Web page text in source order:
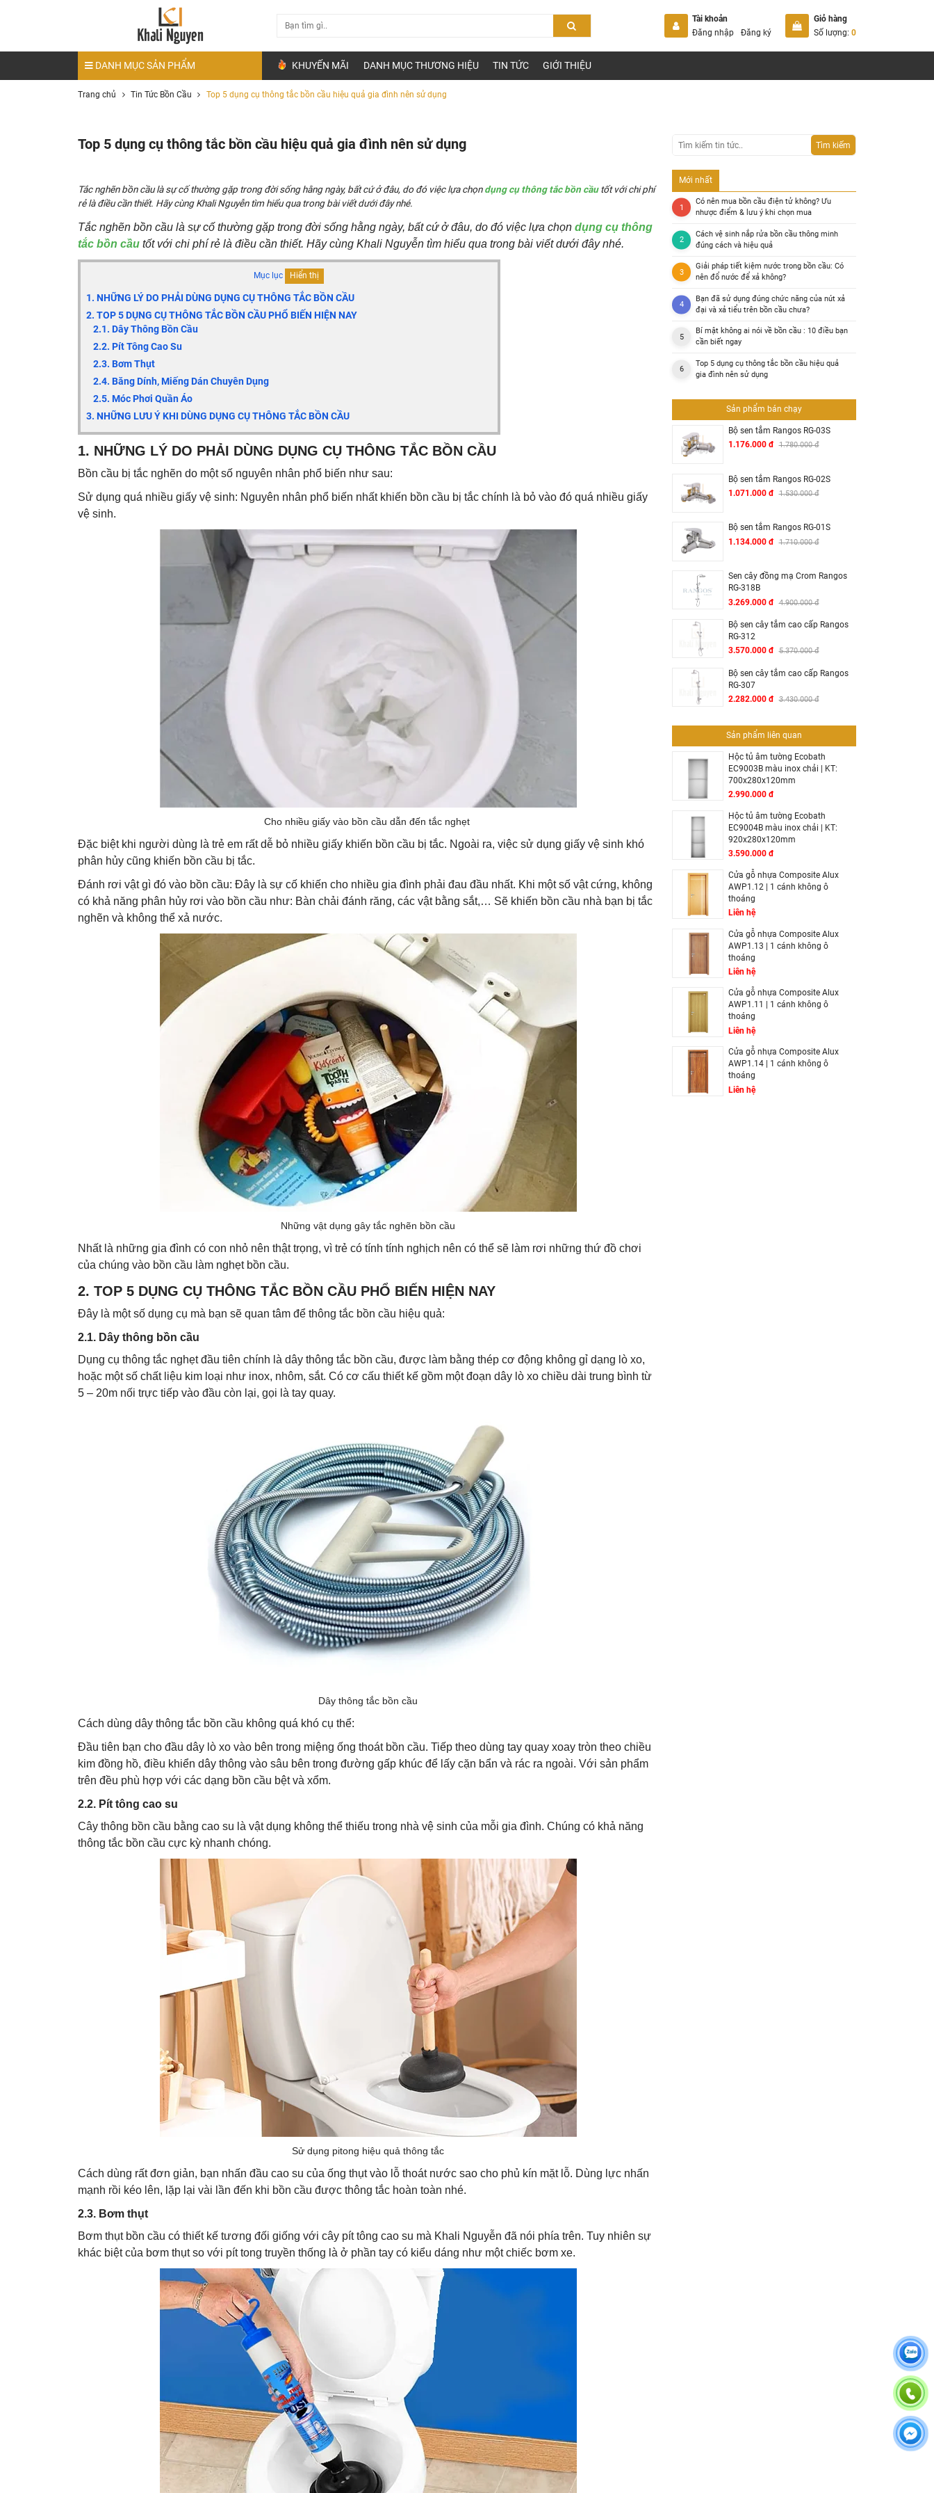
Tài khoản
Đăng nhập
Đăng ký
Giỏ hàng
Số lượng: 0
DANH MỤC SẢN PHẨM KHUYẾN MÃI DANH MỤC THƯƠNG HIỆU TIN TỨC GIỚI THIỆU
Trang chủ Tin Tức Bồn Cầu Top 5 dụng cụ thông tắc bồn cầu hiệu quả gia đình nên sử dụng
Top 5 dụng cụ thông tắc bồn cầu hiệu quả gia đình nên sử dụng
Tắc nghẽn bồn cầu là sự cố thường gặp trong đời sống hằng ngày, bất cứ ở đâu, do đó việc lựa chọndụng cụ thông tắc bồn cầutốt với chi phí
rẻ là điều cần thiết. Hãy cùng Khali Nguyễn tìm hiểu qua trong bài viết dưới đây nhé.
Tắc nghẽn bồn cầu là sự cố thường gặp trong đời sống hằng ngày, bất cứ ở đâu, do đó việc lựa chọndụng cụ thông
tắc bồn cầu tốt với chi phí rẻ là điều cần thiết. Hãy cùng Khali Nguyễn tìm hiểu qua trong bài viết dưới đây nhé.
Mục lục Hiển thị
1. NHỮNG LÝ DO PHẢI DÙNG DỤNG CỤ THÔNG TẮC BỒN CẦU
2.TOP 5 DỤNG CỤ THÔNG TẮC BỒN CẦU PHỔ BIẾN HIỆN NAY
2.1. Dây Thông Bồn Cầu
2.2. Pít Tông Cao Su
2.3. Bơm Thụt
2.4. Băng Dính, Miếng Dán Chuyên Dụng
2.5. Móc Phơi Quần Áo
3. NHỮNG LƯU Ý KHI DÙNG DỤNG CỤ THÔNG TẮC BỒN CẦU
1. NHỮNG LÝ DO PHẢI DÙNG DỤNG CỤ THÔNG TẮC BỒN CẦU
Bồn cầu bị tắc nghẽn do một số nguyên nhân phổ biến như sau:
Sử dụng quá nhiều giấy vệ sinh: Nguyên nhân phổ biến nhất khiến bồn cầu bị tắc chính là bỏ vào đó quá nhiều giấy
vệ sinh.
Cho nhiều giấy vào bồn cầu dẫn đến tắc nghẹt
Đặc biệt khi người dùng là trẻ em rất dễ bỏ nhiều giấy khiến bồn cầu bị tắc. Ngoài ra, việc sử dụng giấy vệ sinh khó
phân hủy cũng khiến bồn cầu bị tắc.
Đánh rơi vật gì đó vào bồn cầu:Đây là sự cố khiến cho nhiều gia đình phải đau đầu nhất. Khi một số vật cứng, không
có khả năng phân hủy rơi vào bồn cầu như: Bàn chải đánh răng, các vật bằng sắt,… Sẽ khiến bồn cầu nhà bạn bị tắc
nghẽn và không thể xả nước.
Những vật dụng gây tắc nghẽn bồn cầu
Nhất là những gia đình có con nhỏ nên thật trọng, vì trẻ có tính tính nghịch nên có thể sẽ làm rơi những thứ đồ chơi
của chúng vào bồn cầu làm nghẹt bồn cầu.
2.TOP 5 DỤNG CỤ THÔNG TẮC BỒN CẦU PHỔ BIẾN HIỆN NAY
Đây là một số dụng cụ mà bạn sẽ quan tâm để thông tắc bồn cầu hiệu quả:
2.1. Dây thông bồn cầu
Dụng cụ thông tắc nghẹt đầu tiên chính là dây thông tắc bồn cầu, được làm bằng thép cơ động không gỉ dạng lò xo,
hoặc một số chất liệu kim loại như inox, nhôm, sắt. Có cơ cấu thiết kế gồm một đoạn dây lò xo chiều dài trung bình từ
5 – 20m nối trực tiếp vào đầu còn lại, gọi là tay quay.
Dây thông tắc bồn cầu
Cách dùng dây thông tắc bồn cầu không quá khó cụ thể:
Đầu tiên bạn cho đầu dây lò xo vào bên trong miệng ống thoát bồn cầu. Tiếp theo dùng tay quay xoay tròn theo chiều
kim đồng hồ, điều khiển dây thông vào sâu bên trong đường gấp khúc để lấy cặn bẩn và rác ra ngoài. Với sản phẩm
trên đều phù hợp với các dạng bồn cầu bệt và xổm.
2.2. Pít tông cao su
Cây thông bồn cầu bằng cao su là vật dụng không thể thiếu trong nhà vệ sinh của mỗi gia đình. Chúng có khả năng
thông tắc bồn cầu cực kỳ nhanh chóng.
Sử dụng pitong hiệu quả thông tắc
Cách dùng rất đơn giản, bạn nhấn đầu cao su của ống thụt vào lỗ thoát nước sao cho phủ kín mặt lỗ. Dùng lực nhấn
mạnh rồi kéo lên, lặp lại vài lần đến khi bồn cầu được thông tắc hoàn toàn nhé.
2.3. Bơm thụt
Bơm thụt bồn cầu có thiết kế tương đối giống với cây pít tông cao su mà Khali Nguyễn đã nói phía trên. Tuy nhiên sự
khác biệt của bơm thụt so với pít tong truyền thống là ở phần tay có kiểu dáng như một chiếc bơm xe.
Tìm kiếm
Mới nhất
Có nên mua bồn cầu điện tử không? Ưu
nhược điểm & lưu ý khi chọn mua
Cách vệ sinh nắp rửa bồn cầu thông minh
đúng cách và hiệu quả
Giải pháp tiết kiệm nước trong bồn cầu: Có
nên đổ nước để xả không?
Bạn đã sử dụng đúng chức năng của nút xả
đại và xả tiểu trên bồn cầu chưa?
Bí mật không ai nói về bồn cầu : 10 điều bạn
cần biết ngay
Top 5 dụng cụ thông tắc bồn cầu hiệu quả
gia đình nên sử dụng
Sản phẩm bán chạy
Bộ sen tắm Rangos RG-03S
1.176.000 đ 1.780.000 đ
Bộ sen tắm Rangos RG-02S
1.071.000 đ 1.530.000 đ
Bộ sen tắm Rangos RG-01S
1.134.000 đ 1.710.000 đ
Sen cây đồng mạ Crom Rangos
RG-318B
3.269.000 đ 4.900.000 đ
Bộ sen cây tắm cao cấp Rangos
RG-312
3.570.000 đ 5.370.000 đ
Bộ sen cây tắm cao cấp Rangos
RG-307
2.282.000 đ 3.430.000 đ
Sản phẩm liên quan
Hộc tủ âm tường Ecobath
EC9003B màu inox chải | KT:
700x280x120mm
2.990.000 đ
Hộc tủ âm tường Ecobath
EC9004B màu inox chải | KT:
920x280x120mm
3.590.000 đ
Cửa gỗ nhựa Composite Alux
AWP1.12 | 1 cánh không ô
thoáng
Liên hệ
Cửa gỗ nhựa Composite Alux
AWP1.13 | 1 cánh không ô
thoáng
Liên hệ
Cửa gỗ nhựa Composite Alux
AWP1.11 | 1 cánh không ô
thoáng
Liên hệ
Cửa gỗ nhựa Composite Alux
AWP1.14 | 1 cánh không ô
thoáng
Liên hệ